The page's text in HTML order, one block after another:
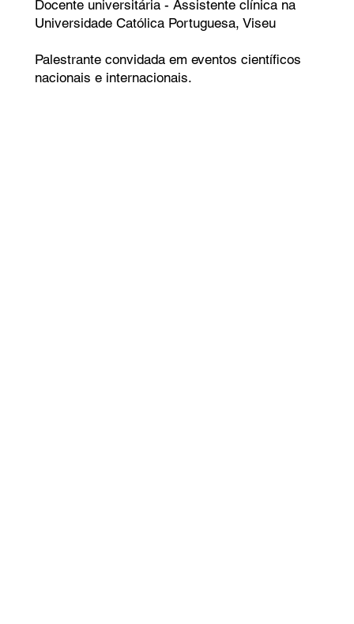
Docente universitária - Assistente clínica na
Universidade Católica Portuguesa, Viseu
Palestrante convidada em eventos científicos
nacionais e internacionais.